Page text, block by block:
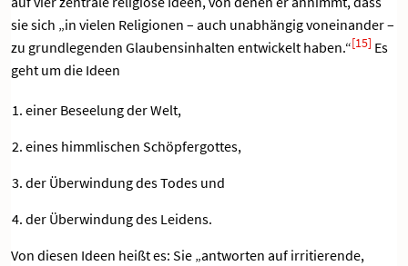
sie sich „in vielen Religionen – auch unabhängig voneinander –
zu grundlegenden Glaubensinhalten entwickelt haben.“[15] Es
geht um die Ideen
einer Beseelung der Welt,
eines himmlischen Schöpfergottes,
der Überwindung des Todes und
der Überwindung des Leidens.
Von diesen Ideen heißt es: Sie „antworten auf irritierende,